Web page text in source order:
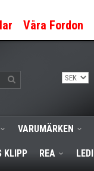
Våra Fordon
VARUMÄRKEN
KLIPP REA